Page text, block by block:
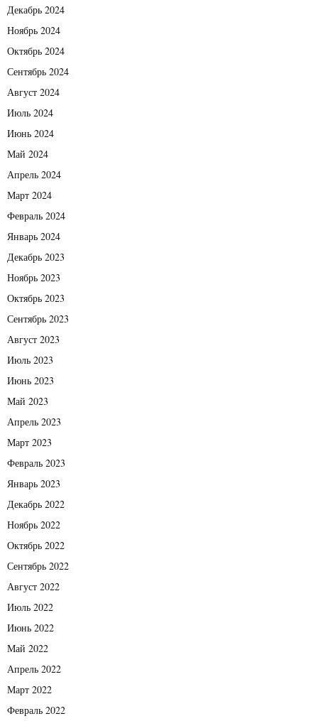
Декабрь 2024
Ноябрь 2024
Октябрь 2024
Сентябрь 2024
Август 2024
Июль 2024
Июнь 2024
Май 2024
Апрель 2024
Март 2024
Февраль 2024
Январь 2024
Декабрь 2023
Ноябрь 2023
Октябрь 2023
Сентябрь 2023
Август 2023
Июль 2023
Июнь 2023
Май 2023
Апрель 2023
Март 2023
Февраль 2023
Январь 2023
Декабрь 2022
Ноябрь 2022
Октябрь 2022
Сентябрь 2022
Август 2022
Июль 2022
Июнь 2022
Май 2022
Апрель 2022
Март 2022
Февраль 2022